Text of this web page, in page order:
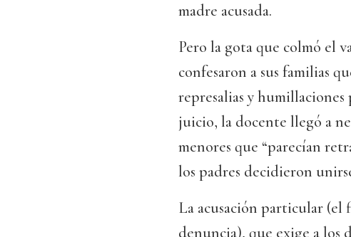
madre acusada.
Pero la gota que colmó el
confesaron a sus familias
represalias y
juicio, la docente llegó a
menores que “parecían
los padres decidieron
La acusación particular (el
denuncia), que exige a los